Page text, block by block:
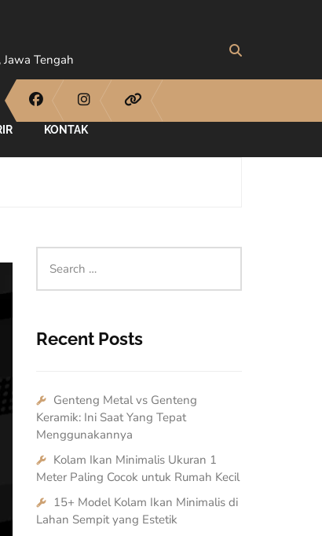
Jawa Tengah
KONTAK
Recent Posts
Genteng Metal vs Genteng
Keramik: Ini Saat Yang Tepat
Menggunakannya
Kolam Ikan Minimalis Ukuran 1
Meter Paling Cocok untuk Rumah Kecil
15+ Model Kolam Ikan Minimalis di
Lahan Sempit yang Estetik